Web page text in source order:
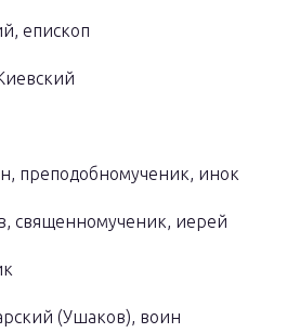
епископ
преподобномученик, инок
священномученик, иерей
(Ушаков), воин